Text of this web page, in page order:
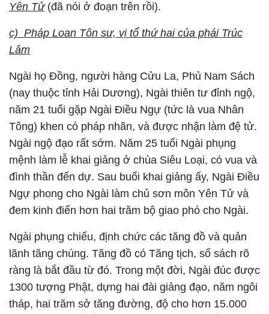
Yên Tử(đã nói ở đoạn trên rồi).
c) Pháp Loan Tôn sư, vị tổ thứ hai của phái Trúc
Lâm
Ngài họ Đồng, người hàng Cửu La, Phủ Nam Sách
(nay thuộc tỉnh Hải Dương), Ngài thiên tư đỉnh ngộ,
năm 21 tuổi gặp Ngài Điều Ngự (tức là vua Nhân
Tông) khen có pháp nhãn, và được nhận làm đệ tử.
Ngài ngộ đạo rất sớm. Năm 25 tuổi Ngài phụng
mệnh làm lễ khai giảng ở chùa Siêu Loại, có vua và
đình thần đến dự. Sau buổi khai giảng ấy, Ngài Điều
Ngự phong cho Ngài làm chủ sơn môn Yên Tử và
đem kinh điển hơn hai trăm bộ giao phó cho Ngài.
Ngài phụng chiếu, định chức các tăng đồ và quản
lãnh tăng chúng. Tăng đồ có Tăng tịch, sổ sách rõ
ràng là bắt đầu từ đó. Trong một đời, Ngài đúc được
1300 tượng Phật, dựng hai đài giảng đạo, năm ngôi
tháp, hai trăm sở tăng đường, độ cho hơn 15.000